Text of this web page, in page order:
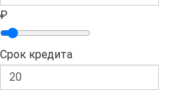
₽
Срок кредита